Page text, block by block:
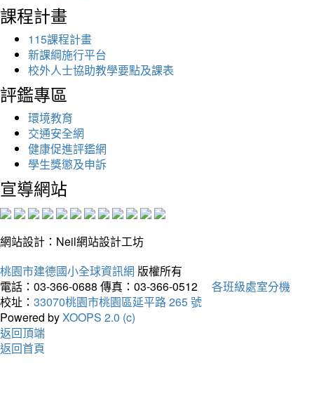
課程計畫
115課程計畫
新課綱施行平台
校外人士協助教學要點及課表
評鑑專區
環境教育
交通安全網
健康促進評鑑網
學生獎懲及申訴
宣導網站
網站設計：Neil網站設計工坊
桃園市建德國小全球資訊網 版權所有
電話：03-366-0688 傳真：03-366-0512
各班級處室分機
校址： 33070桃園市桃園區延平路 265 號
Powered byXOOPS 2.0 (c)
返回頂端
返回首頁